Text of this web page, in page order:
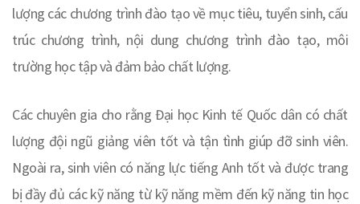
lượng các chương trình đào tạo về mục tiêu, tuyển sinh, cấu
trúc chương trình, nội dung chương trình đào tạo, môi
trường học tập và đảm bảo chất lượng.
Các chuyên gia cho rằng Đại học Kinh tế Quốc dân có chất
lượng đội ngũ giảng viên tốt và tận tình giúp đỡ sinh viên.
Ngoài ra, sinh viên có năng lực tiếng Anh tốt và được trang
bị đầy đủ các kỹ năng từ kỹ năng mềm đến kỹ năng tin học